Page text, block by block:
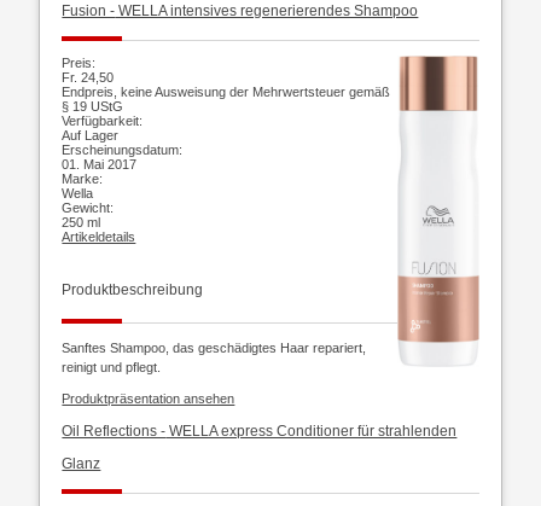
Fusion - WELLA intensives regenerierendes Shampoo
Preis:
Fr. 24,50
Endpreis, keine Ausweisung der Mehrwertsteuer gemäß
§ 19 UStG
Verfügbarkeit:
Auf Lager
Erscheinungsdatum:
01. Mai 2017
Marke:
Wella
Gewicht:
250 ml
Artikeldetails
Produktbeschreibung
Sanftes Shampoo, das geschädigtes Haar repariert,
reinigt und pflegt.
Produktpräsentation ansehen
Oil Reflections - WELLA express Conditioner für strahlenden
Glanz